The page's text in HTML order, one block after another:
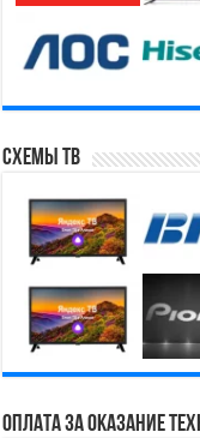
Схемы ТВ
Оплата за оказание